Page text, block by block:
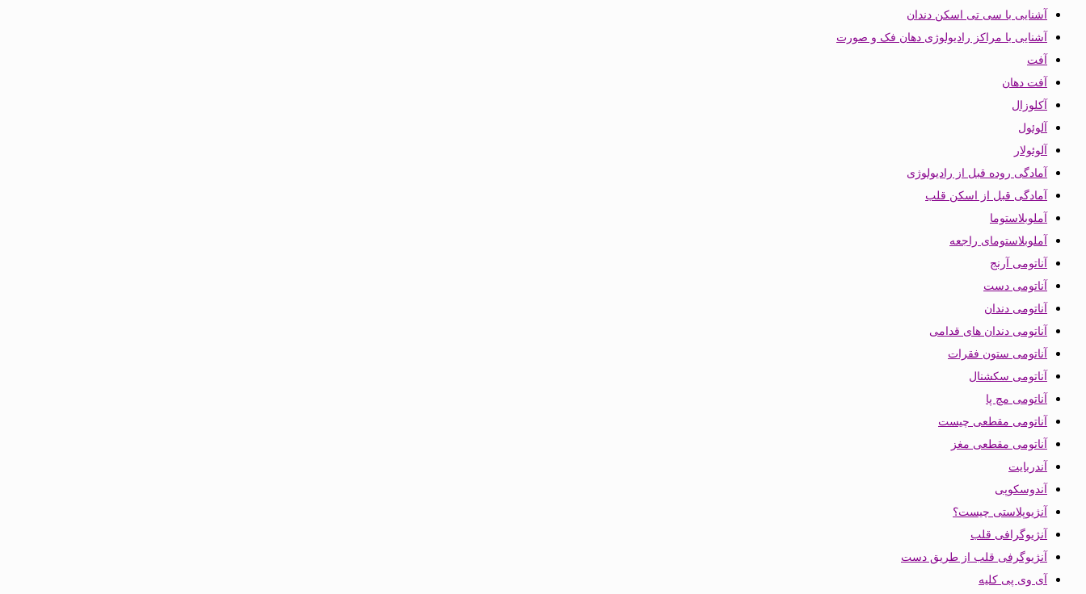
آشنایی با سی تی اسکن دندان
آشنایی با مراکز رادیولوژی دهان فک و صورت
آفت
آفت دهان
آکلوزال
آلوئول
آلوئولار
آمادگی روده قبل از رادیولوژی
آمادگی قبل از اسکن قلب
آملوبلاستوما
آملوبلاستومای راجعه
آناتومی آرنج
آناتومی دست
آناتومی دندان
آناتومی دندان های قدامی
آناتومی ستون فقرات
آناتومی سکشنال
آناتومی مچ پا
آناتومی مقطعی چیست
آناتومی مقطعی مغز
آندربایت
آندوسکوپی
آنژیوپلاستی چیست؟
آنژیوگرافی قلب
آنژیوگرفی قلب از طریق دست
آی وی پی کلیه